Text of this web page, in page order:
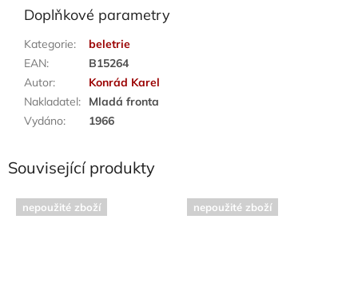
Doplňkové parametry
Kategorie:
beletrie
EAN:
B15264
Autor:
Konrád Karel
Nakladatel:
Mladá fronta
Vydáno: 1966
Související produkty
nepoužité zboží nepoužité zboží